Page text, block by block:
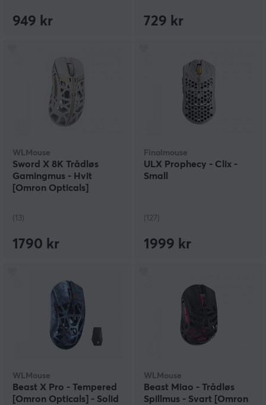
949 kr 729 kr
WLMouse
Sword X 8K Trådløs
Gamingmus - Hvit
[Omron Opticals]
(13)
1790 kr
Finalmouse
ULX Prophecy - Clix -
Small
(127)
1999 kr
WLMouse
Beast X Pro - Tempered
[Omron Opticals] - Solid
WLMouse
Beast Miao - Trådløs
Spillmus - Svart [Omron